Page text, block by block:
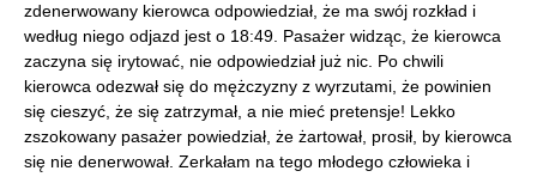
zdenerwowany kierowca odpowiedział, że ma swój rozkład i
według niego odjazd jest o 18:49. Pasażer widząc, że kierowca
zaczyna się irytować, nie odpowiedział już nic. Po chwili
kierowca odezwał się do mężczyzny z wyrzutami, że powinien
się cieszyć, że się zatrzymał, a nie mieć pretensje! Lekko
zszokowany pasażer powiedział, że żartował, prosił, by kierowca
się nie denerwował. Zerkałam na tego młodego człowieka i